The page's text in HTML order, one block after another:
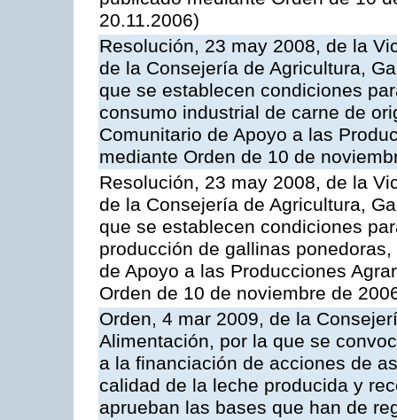
20.11.2006)
Resolución, 23 may 2008, de la
de la Consejería de Agricultura,
que se establecen condiciones
consumo industrial de carne de
Comunitario de Apoyo a las
mediante Orden de 10 de
Resolución, 23 may 2008, de la
de la Consejería de Agricultura,
que se establecen condiciones
producción de gallinas
de Apoyo a las Producciones
Orden de 10 de noviembre de
Orden, 4 mar 2009, de la
Alimentación, por la que se
a la financiación de acciones de
calidad de la leche producida y
aprueban las bases que han de